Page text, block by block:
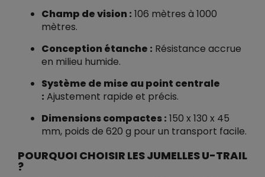
Champ de vision : 106 mètres à 1000
mètres.
Conception étanche : Résistance accrue
en milieu humide.
Système de mise au point centrale
: Ajustement rapide et précis.
Dimensions compactes : 150 x 130 x 45
mm, poids de 620 g pour un transport facile.
POURQUOI CHOISIR LES JUMELLES U-TRAIL
?